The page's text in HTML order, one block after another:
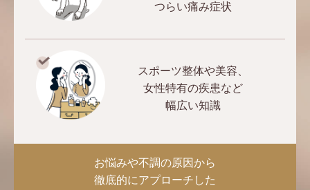
つらい痛み症状
スポーツ整体や美容、
女性特有の疾患など
幅広い知識
お悩みや不調の原因から
徹底的にアプローチした